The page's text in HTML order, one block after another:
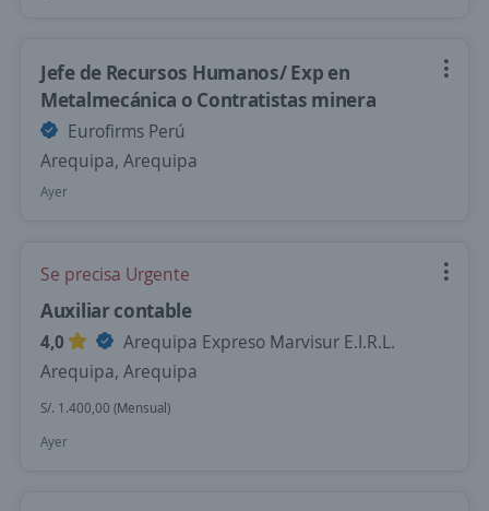
Jefe de Recursos Humanos/ Exp en
Metalmecánica o Contratistas minera
Eurofirms Perú
Arequipa, Arequipa
Ayer
Se precisa Urgente
Auxiliar contable
4,0
Arequipa Expreso Marvisur E.I.R.L.
Arequipa, Arequipa
S/. 1.400,00 (Mensual)
Ayer